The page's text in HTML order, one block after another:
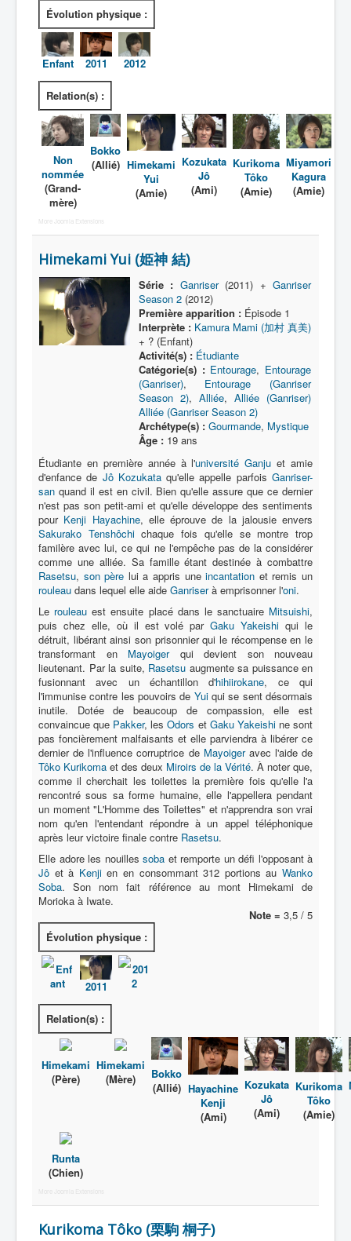
Évolution physique :
Enfant 2011 2012
Relation(s) :
Non
nommée
(Grand-
mère)
Bokko
(Allié) Himekami
Yui
(Amie)
Kozukata
Jô
(Ami)
Kurikoma
Tôko
(Amie)
Miyamori
Kagura
(Amie)
More Joomla Extensions
Himekami Yui (姫神 結)
Série : Ganriser(2011) + Ganriser
Season 2(2012)
Première apparition :Épisode 1
Interprète : Kamura Mami (加村 真美)
+ ? (Enfant)
Activité(s) : Étudiante
Catégorie(s) : Entourage, Entourage
(Ganriser), Entourage (Ganriser
Season 2), Alliée, Alliée (Ganriser)
Alliée (Ganriser Season 2)
Archétype(s) : Gourmande, Mystique
Âge :19 ans
Étudiante en première année à l'université Ganju et amie
d'enfance de Jô Kozukataqu'elle appelle parfoisGanriser-
san quand il est en civil. Bien qu'elle assure que ce dernier
n'est pas son petit-ami et qu'elle développe des sentiments
pour Kenji Hayachine, elle éprouve de la jalousie envers
Sakurako Tenshôchichaque fois qu'elle se montre trop
familère avec lui, ce qui ne l'empêche pas de la considérer
comme une alliée. Sa famille étant destinée à combattre
Rasetsu, son père lui a appris uneincantation et remis un
rouleau dans lequel elle aide Ganriserà emprisonner l'oni.
Le rouleau est ensuite placé dans le sanctuaire Mitsuishi,
puis chez elle, où il est volé parGaku Yakeishi qui le
détruit, libérant ainsi son prisonnier qui le récompense en le
transformant en Mayoigerqui devient son nouveau
lieutenant. Par la suite, Rasetsu augmente sa puissance en
fusionnant avec un échantillon d'hihiirokane, ce qui
l'immunise contre les pouvoirs de Yuiqui se sent désormais
inutile. Dotée de beaucoup de compassion, elle est
convaincue que Pakker, lesOdors et Gaku Yakeishine sont
pas foncièrement malfaisants et elle parviendra à libérer ce
dernier de l'influence corruptrice de Mayoigeravec l'aide de
Tôko Kurikoma et des deux Miroirs de la Vérité. À noter que,
comme il cherchait les toilettes la première fois qu'elle l'a
rencontré sous sa forme humaine, elle l'appellera pendant
un moment "L'Homme des Toilettes" et n'apprendra son vrai
nom qu'en l'entendant répondre à un appel téléphonique
après leur victoire finale contre Rasetsu.
Elle adore les nouilles soba et remporte un défi l'opposant à
Jô et à Kenjien en consommant 312 portions auWanko
Soba. Son nom fait référence au mont Himekami de
Morioka à Iwate.
Note = 3,5 / 5
Évolution physique :
Enf
ant
2011
201
2
Relation(s) :
Himekami
(Père)
Himekami
(Mère)
Bokko
(Allié) Hayachine
Kenji
(Ami)
Kozukata
Jô
(Ami)
Kurikoma
Tôko
(Amie)
Runta
(Chien)
More Joomla Extensions
Kurikoma Tôko (栗駒 桐子)